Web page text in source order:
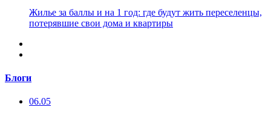
Жилье за баллы и на 1 год: где будут жить переселенцы,
потерявшие свои дома и квартиры
Блоги
06.05